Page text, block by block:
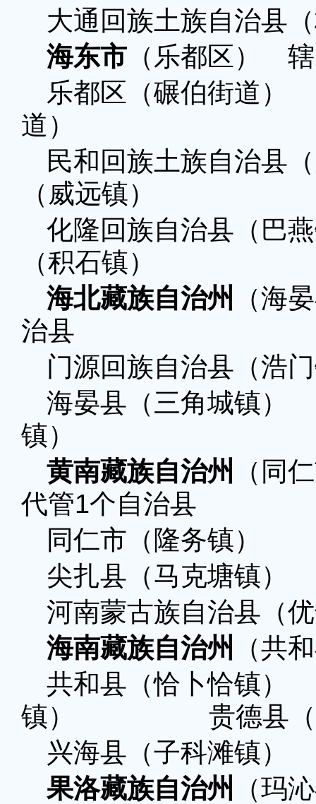
大通回族土族自治县
海东市 （乐都区）
乐都区（碾伯街
道）
民和回族土族自治县
（威远镇）
化隆回族自治县（
（积石镇）
海北藏族自治州
（海
治县
门源回族自治县（
海晏县（三角城
镇）
黄南藏族自治州
（同
代管1个自治县
同仁市（隆务镇）
尖扎县（马克塘
河南蒙古族自治县（
海南藏族自治州
（共
共和县（恰卜恰
镇） 贵德县（河
兴海县（子科滩
果洛藏族自治州
（玛